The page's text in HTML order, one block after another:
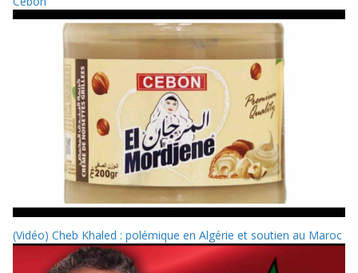
(Vidéo) Cheb Khaled : polémique en Algérie et soutien au Maroc